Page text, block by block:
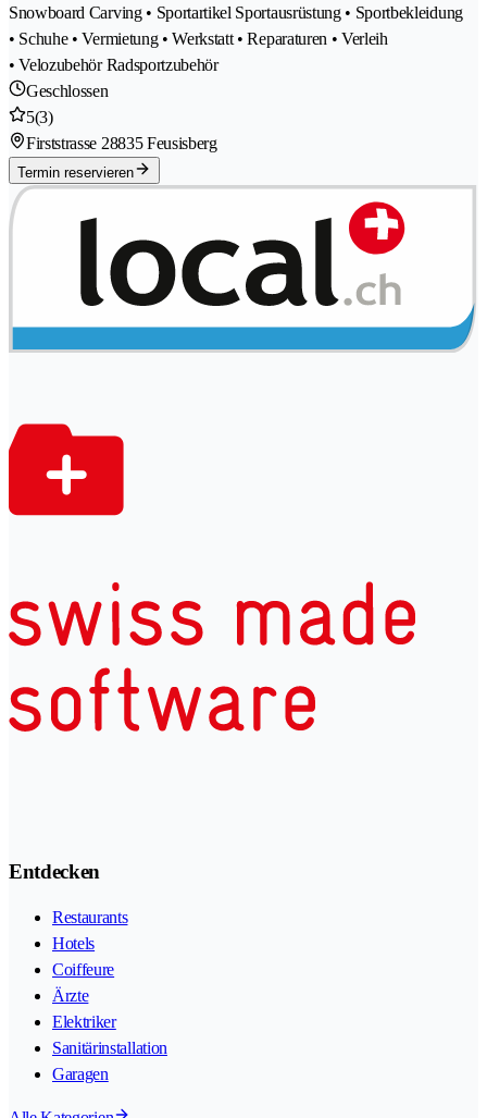
Snowboard Carving • Sportartikel Sportausrüstung • Sportbekleidung
• Schuhe • Vermietung • Werkstatt • Reparaturen • Verleih
• Velozubehör Radsportzubehör
Geschlossen
5(3)
Firststrasse 28835 Feusisberg
Termin reservieren
Entdecken
Restaurants
Hotels
Coiffeure
Ärzte
Elektriker
Sanitärinstallation
Garagen